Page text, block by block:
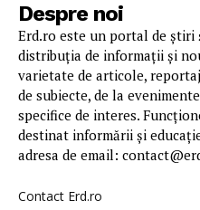
Despre noi
Erd.ro este un portal de
distribuția de informații și
varietate de articole,
de subiecte, de la
specifice de interes.
destinat informării și
adresa de email:
Contact Erd.ro